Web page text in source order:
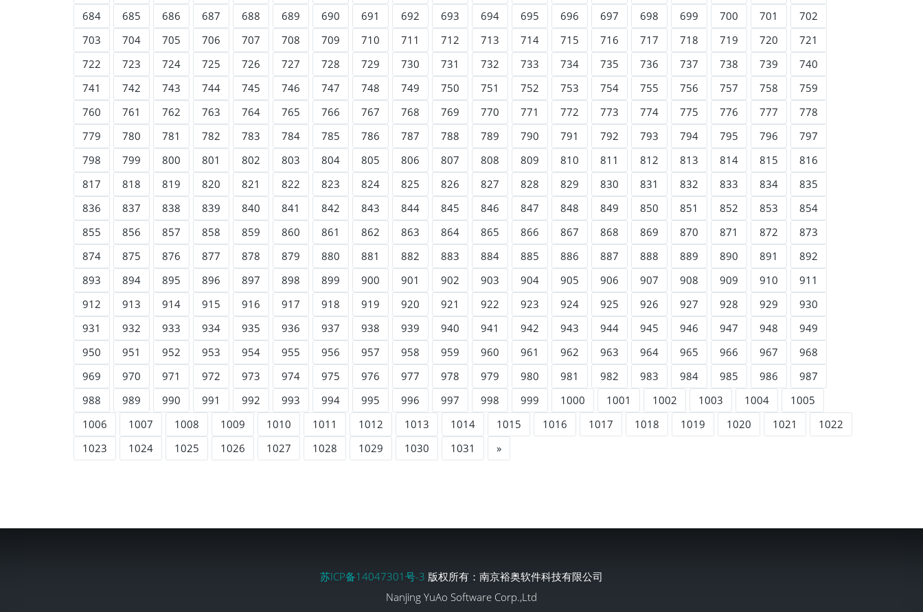
684
685 686 687 688 689 690 691 692 693 694 695 696 697 698 699 700 701
702
703
704 705 706 707 708 709 710 711 712 713 714 715 716 717 718 719 720
721
722
723 724 725 726 727 728 729 730 731 732 733 734 735 736 737 738 739
740
741
742 743 744 745 746 747 748 749 750 751 752 753 754 755 756 757 758
759
760
761 762 763 764 765 766 767 768 769 770 771 772 773 774 775 776 777
778
779
780 781 782 783 784 785 786 787 788 789 790 791 792 793 794 795 796
797
798
799 800 801 802 803 804 805 806 807 808 809 810 811 812 813 814 815
816
817
818 819 820 821 822 823 824 825 826 827 828 829 830 831 832 833 834
835
836
837 838 839 840 841 842 843 844 845 846 847 848 849 850 851 852 853
854
855
856 857 858 859 860 861 862 863 864 865 866 867 868 869 870 871 872
873
874
875 876 877 878 879 880 881 882 883 884 885 886 887 888 889 890 891
892
893
894 895 896 897 898 899 900 901 902 903 904 905 906 907 908 909 910
911
912
913 914 915 916 917 918 919 920 921 922 923 924 925 926 927 928 929
930
931
932 933 934 935 936 937 938 939 940 941 942 943 944 945 946 947 948
949
950
951 952 953 954 955 956 957 958 959 960 961 962 963 964 965 966 967
968
969
970 971 972 973 974 975 976 977 978 979 980 981 982 983 984 985 986
987
988
989 990 991 992 993 994 995 996 997 998 999 1000 1001 1002 1003 1004
1005
1006
1007 1008 1009 1010 1011 1012 1013 1014 1015 1016 1017 1018 1019 1020 1021
1022
1023
1024 1025 1026 1027 1028 1029 1030 1031 »
苏ICP备14047301号-3 版权所有：南京裕奥软件科技有限公司
Nanjing YuAo Software Corp.,Ltd